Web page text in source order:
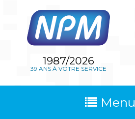
1987/2026
39 ANS À VOTRE SERVICE
Menu